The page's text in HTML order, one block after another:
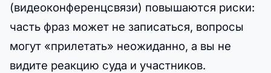
(видеоконференцсвязи) повышаются риски:
часть фраз может не записаться, вопросы
могут «прилетать» неожиданно, а вы не
видите реакцию суда и участников.